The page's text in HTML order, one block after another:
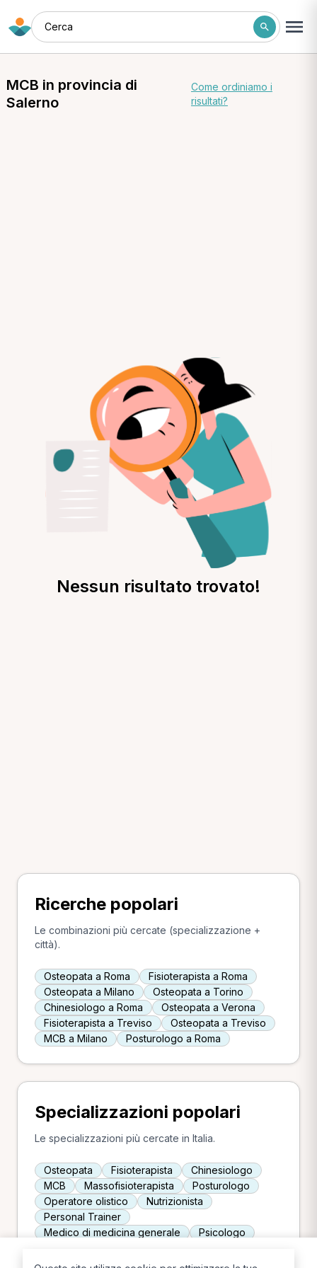
Cerca
MCB in provincia di
Salerno
Come ordiniamo i
risultati?
Nessun risultato trovato!
Ricerche popolari
Le combinazioni più cercate (specializzazione +
città).
Osteopata a Roma
Fisioterapista a Roma
Osteopata a Milano
Osteopata a Torino
Chinesiologo a Roma
Osteopata a Verona
Fisioterapista a Treviso
Osteopata a Treviso
MCB a Milano
Posturologo a Roma
Specializzazioni popolari
Le specializzazioni più cercate in Italia.
Osteopata Fisioterapista
Chinesiologo
MCB
Massofisioterapista
Posturologo
Operatore olistico
Nutrizionista
Personal Trainer
Medico di medicina generale
Psicologo
Chiropratico
Podologo
Agopuntore